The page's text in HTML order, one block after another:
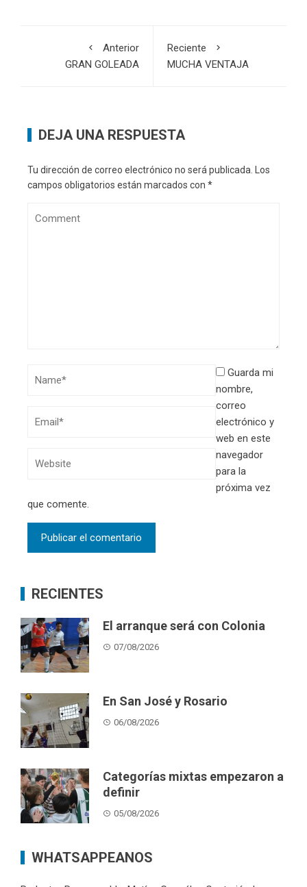
Anterior
GRAN GOLEADA
Reciente
MUCHA VENTAJA
DEJA UNA RESPUESTA
Tu dirección de correo electrónico no será publicada. Los
campos obligatorios están marcados con *
Guarda mi
nombre,
correo
electrónico y
web en este
navegador
para la
próxima vez
que comente.
RECIENTES
El arranque será con Colonia
07/08/2026
En San José y Rosario
06/08/2026
Categorías mixtas empezaron a
definir
05/08/2026
WHATSAPPEANOS